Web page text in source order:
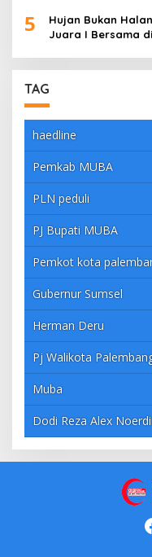
5
Hujan Bukan
Juara I Bersama
TAG
haedline
Pemkab MUBA
PLN peduli
PJ Bupati MUBA
Pemkot kota
Gubernur Sumsel
Herman Deru
Pj Walikota
Muba
Dodi Reza Alex